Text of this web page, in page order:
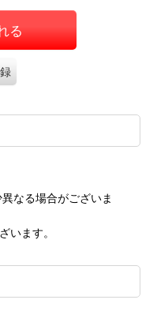
る
なる場合がございま
います。